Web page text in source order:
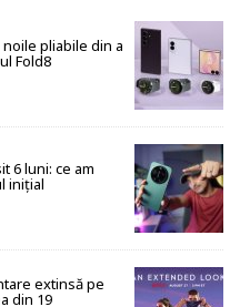
pliabile din a
Fold8
6 luni: ce am
inițial
extinsă pe
din 19